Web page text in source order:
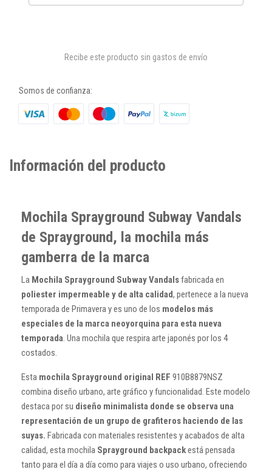
Recibe este producto sin gastos de envío
Somos de confianza:
Información del producto
Mochila Sprayground Subway Vandals
de Sprayground, la mochila más
gamberra de la marca
La Mochila Sprayground Subway Vandalsfabricada en
poliester impermeable y de alta calidad, pertenece a la nueva
temporada de Primavera y es uno de los modelos más
especiales de la marca neoyorquina para esta nueva
temporada. Una mochila que respira arte japonés por los 4
costados.
Esta mochila Sprayground original REF 910B8879NSZ
combina diseño urbano, arte gráfico y funcionalidad. Este modelo
destaca por su diseño minimalista donde se observa una
representación de un grupo de grafiteros haciendo de las
suyas. Fabricada con materiales resistentes y acabados de alta
calidad, esta mochila Sprayground backpackestá pensada
tanto para el día a día como para viajes o uso urbano, ofreciendo